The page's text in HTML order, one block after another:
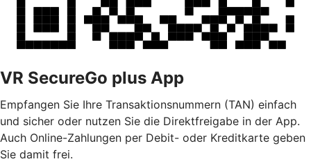
VR SecureGo plus App
Empfangen Sie Ihre Transaktionsnummern (TAN) einfach
und sicher oder nutzen Sie die Direktfreigabe in der App.
Auch Online-Zahlungen per Debit- oder Kreditkarte geben
Sie damit frei.